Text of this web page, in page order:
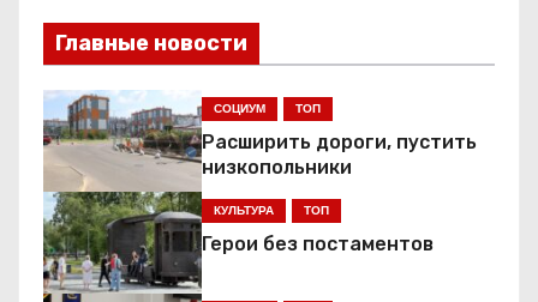
и
г
а
ц
и
я
Главные новости
СОЦИУМ ТОП
Расширить дороги, пустить
низкопольники
КУЛЬТУРА ТОП
Герои без постаментов